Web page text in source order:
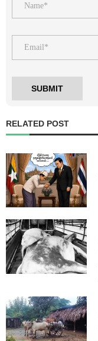
RELATED POST